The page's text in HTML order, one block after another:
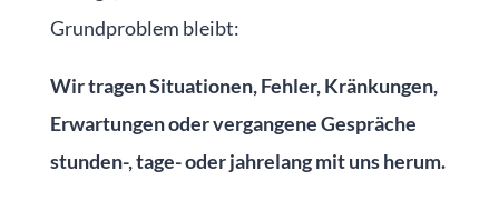
Grundproblem bleibt:
Wir tragen Situationen, Fehler, Kränkungen,
Erwartungen oder vergangene Gespräche
stunden-, tage- oder jahrelang mit uns herum.